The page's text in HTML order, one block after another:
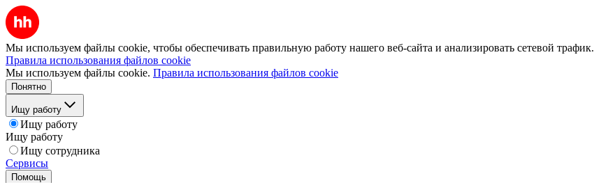
Мы используем файлы cookie, чтобы обеспечивать правильную работу нашего веб-сайта и анализировать сетевой трафик.
Правила использования файлов cookie
Мы используем файлы cookie. Правила использования файлов cookie
Понятно
Ищу работу
Ищу работу
Ищу работу
Ищу сотрудника
Сервисы
Помощь